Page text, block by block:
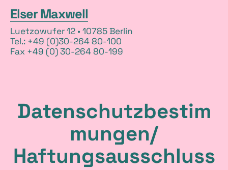
Elser Maxwell
Luetzowufer 12 • 10785 Berlin
Tel.: +49 (0)30-264 80-100
Fax +49 (0) 30-264 80-199
Datenschutzbestim
mungen/
Haftungsausschluss